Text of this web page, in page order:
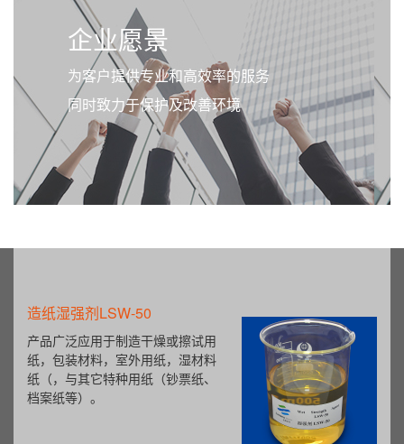
企业愿景
为客户提供专业和高效率的服务
同时致力于保护及改善环境
造纸湿强剂LSW-50
产品广泛应用于制造干燥或擦试用
纸，包装材料，室外用纸，湿材料
纸（，与其它特种用纸（钞票纸、
档案纸等）。